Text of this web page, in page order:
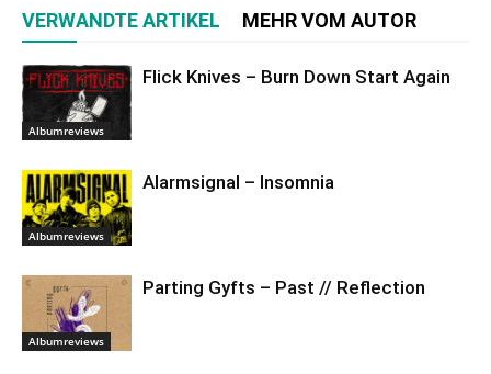
VERWANDTE ARTIKEL MEHR VOM AUTOR
Albumreviews
Flick Knives – Burn Down Start Again
Albumreviews
Alarmsignal – Insomnia
Albumreviews
Parting Gyfts – Past // Reflection